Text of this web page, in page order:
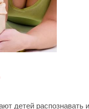
детей распознавать